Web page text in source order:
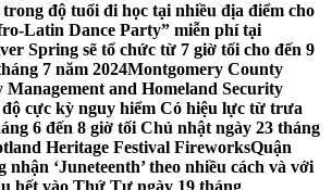
độ tuổi đi học tại nhiều địa điểm cho
Latin Dance Party” miễn phí tại
Spring sẽ tổ chức từ 7 giờ tối cho đến 9
7 năm 2024Montgomery County
Management and Homeland Security
cực kỳ nguy hiểm Có hiệu lực từ trưa
6 đến 8 giờ tối Chủ nhật ngày 23 tháng
Heritage Festival FireworksQuận
nhận ‘Juneteenth’ theo nhiều cách và với